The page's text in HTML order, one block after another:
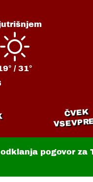
/ 31°
ČVEK
pogovor za